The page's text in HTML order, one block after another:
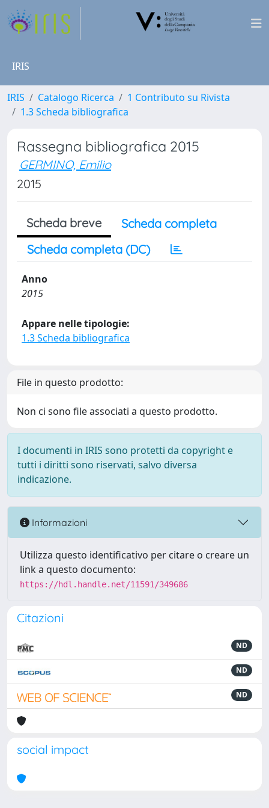
IRIS
IRIS Catalogo Ricerca
1 Contributo su Rivista
1.3 Scheda bibliografica
Rassegna bibliografica 2015
GERMINO, Emilio
2015
Scheda breve
Scheda completa
Scheda completa (DC)
Anno
2015
Appare nelle tipologie:
1.3 Scheda bibliografica
File in questo prodotto:
Non ci sono file associati a questo prodotto.
I documenti in IRIS sono protetti da copyright e
tutti i diritti sono riservati, salvo diversa
indicazione.
Informazioni
Utilizza questo identificativo per citare o creare un
link a questo documento:
https://hdl.handle.net/11591/349686
Citazioni
ND
ND
ND
social impact